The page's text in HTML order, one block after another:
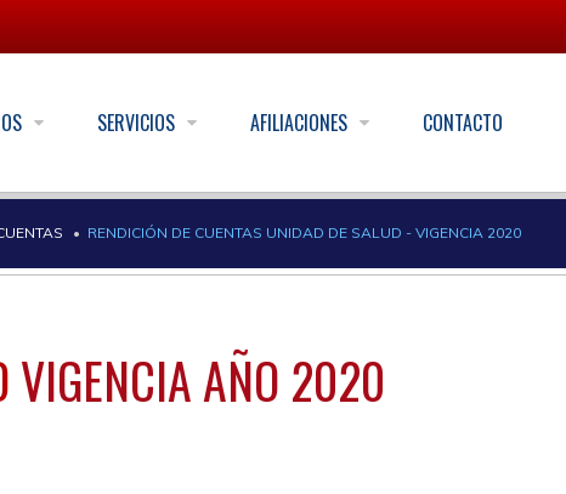
SERVICIOS AFILIACIONES CONTACTO
RENDICIÓN DE CUENTAS UNIDAD DE SALUD - VIGENCIA 2020
VIGENCIA AÑO 2020